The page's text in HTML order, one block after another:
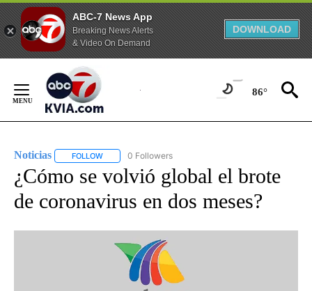
ABC-7 News App
Breaking News Alerts
& Video On Demand
DOWNLOAD
Content
86°
Noticias FOLLOW FOLLOW "NOTICIAS" TO RECEIVE NOTIFICATIONS
0 Followers
¿Cómo se volvió global el brote
de coronavirus en dos meses?